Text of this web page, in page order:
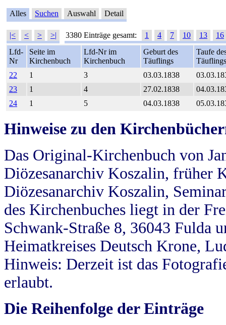
Alles Suchen Auswahl Detail
|< < > >| 3380 Einträge gesamt: 1 4 7 10 13
16
Lfd-
Nr
Seite im
Kirchenbuch
Lfd-Nr im
Kirchenbuch
Geburt des
Täuflings
Taufe
Täuflings
22
1 3 03.03.1838
23
1 4 27.02.1838
24
1 5 04.03.1838
Hinweise zu den
Das Original-Kirchenbuch von
Diözesanarchiv Koszalin, früher
Diözesanarchiv Koszalin,
des Kirchenbuches liegt in der
Schwank-Straße 8, 36043 Fulda
Heimatkreises Deutsch Krone,
Hinweis: Derzeit ist das
erlaubt.
Die Reihenfolge der Einträge